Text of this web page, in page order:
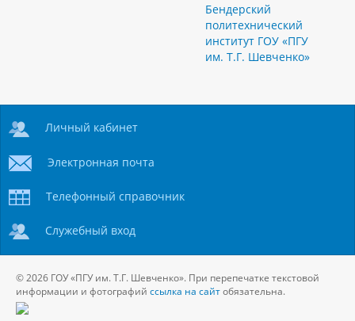
Бендерский
политехнический
институт ГОУ «ПГУ
им. Т.Г. Шевченко»
Личный кабинет
Электронная почта
Телефонный справочник
Служебный вход
© 2026 ГОУ «ПГУ им. Т.Г. Шевченко». При перепечатке текстовой
информации и фотографий ссылка на сайтобязательна.